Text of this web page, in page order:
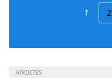
2018. Április 15.
1 2
HÍRDETÉS